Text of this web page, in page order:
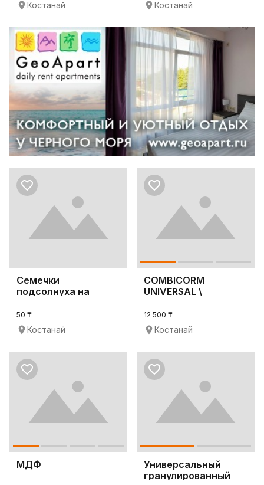
Костанай Костанай
Семечки
подсолнуха на
50 ₸
Костанай
COMBICORM
UNIVERSAL \
универсальный
12 500 ₸
Костанай
МДФ
Универсальный
гранулированный